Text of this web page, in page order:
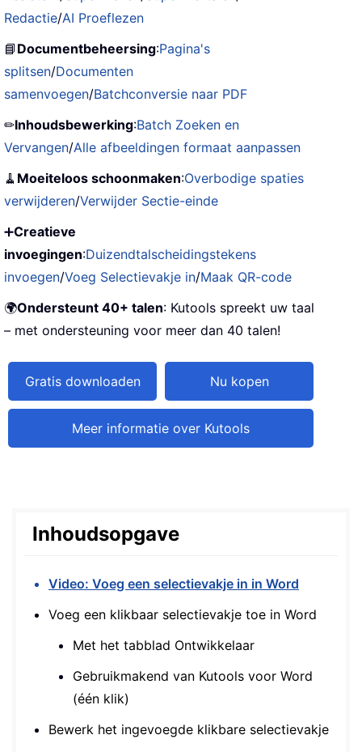
Redactie/AI Proeflezen
📘 Documentbeheersing:Pagina's
splitsen/Documenten
samenvoegen/Batchconversie naar PDF
✏Inhoudsbewerking:Batch Zoeken en
Vervangen/Alle afbeeldingen formaat aanpassen
🧹 Moeiteloos schoonmaken:Overbodige spaties
verwijderen/Verwijder Sectie-einde
➕Creatieve
invoegingen:Duizendtalscheidingstekens
invoegen/Voeg Selectievakje in/Maak QR-code
🌍Ondersteunt 40+ talen: Kutools spreekt uw taal
– met ondersteuning voor meer dan 40 talen!
Gratis downloaden Nu kopen
Meer informatie over Kutools
Inhoudsopgave
Video: Voeg een selectievakje in in Word
Voeg een klikbaar selectievakje toe in Word
Met het tabblad Ontwikkelaar
Gebruikmakend van Kutools voor Word
(één klik)
Bewerk het ingevoegde klikbare selectievakje